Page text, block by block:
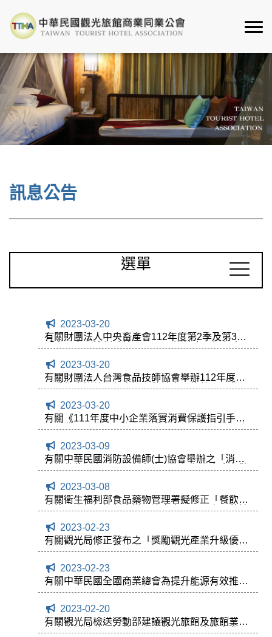
訊息公告
選單
2023-03-20
有關財團法人中央畜產會112年度第2季及第3季
「食品安全管制系統(HACCP)訓練班」課程資
件。2023-03-20
有關財團法人台灣食品技師協會舉辦112年度第
二季教育訓練課程資訊，敬請會員旅館踴躍參
2023-03-20
有關《111年度中小企業落實消費保護指引手
冊》業已問世，內容包含諸多案例，十分值得會
2023-03-09
有關中華民國消防設備師(士)協會舉辦之「消防
檢修數位平台開發邏輯與應用」課程分享會，敬
2023-03-08
有關衛生福利部食品藥物管理署擬修正「餐飲衛
生管理分級評核制度辦理注意事項」一案，敬請
2023-02-23
有關觀光局修正發布之「獎勵觀光產業升級優惠
貸款要點」案，敬請會員旅館卓參，詳細資訊請
2023-02-23
有關中華民國全國商業總會為提升能源有效推廣
百貨量販、金融壽險、餐飲及旅館業等節能技
旅館踴躍報名參加，相關資訊請參閱附件。
2023-02-20
有關觀光局檢送勞動部建議觀光旅館及旅館業短
期專案引進移工評估乙案，敬請會員旅館卓參，